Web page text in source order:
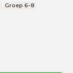
Groep 6-8